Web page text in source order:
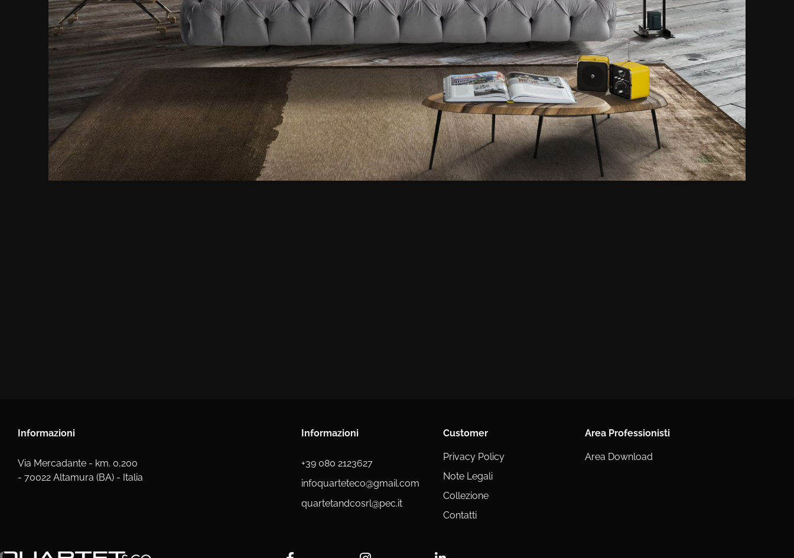
Informazioni
Via Mercadante - km. 0,200
- 70022 Altamura (BA) - Italia
Informazioni
+39 080 2123627
infoquarteteco@gmail.com
quartetandcosrl@pec.it
Customer
Privacy Policy
Note Legali
Collezione
Contatti
Area Professionisti
Area Download